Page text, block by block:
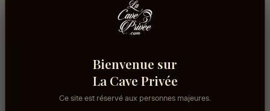
Usage/Cépage
Grenache, Cinsault, Syrah
Bienvenue sur
La Cave Privée
Ce site est réservé aux personnes majeures.